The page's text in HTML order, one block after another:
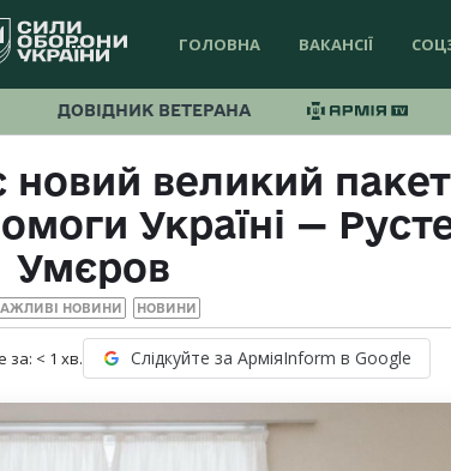
ГОЛОВНА ВАКАНСІЇ
ДОВІДНИК ВЕТЕРАНА
новий великий пакет
Україні —
Умєров
НОВИНИ НОВИНИ
за: < 1 хв. Слідкуйте за АрміяInform в Google